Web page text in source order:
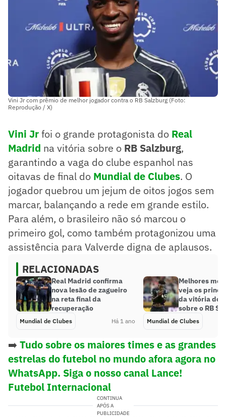
Vini Jr com prêmio de melhor jogador contra o RB Salzburg (Foto:
Reprodução / X)
Vini Jrfoi o grande protagonista do Real
Madrid na vitória sobre o RB Salzburg,
garantindo a vaga do clube espanhol nas
oitavas de final do Mundial de Clubes. O
jogador quebrou um jejum de oitos jogos sem
marcar, balançando a rede em grande estilo.
Para além, o brasileiro não só marcou o
primeiro gol, como também protagonizou uma
assistência para Valverde digna de aplausos.
RELACIONADAS
Real Madrid confirma
nova lesão de zagueiro
na reta final da
recuperação
Mundial de Clubes Há 1 ano
Melhores
veja os
da vitória do
sobre o RB
Mundial de Clubes
➡️ Tudo sobre os maiores times e as grandes
estrelas do futebol no mundo afora agora no
WhatsApp. Siga o nosso canal Lance!
Futebol Internacional
CONTINUA
APÓS A
PUBLICIDADE